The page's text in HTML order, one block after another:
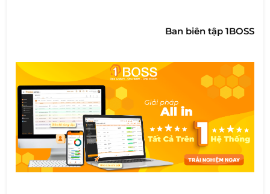
Ban biên tập 1BOSS